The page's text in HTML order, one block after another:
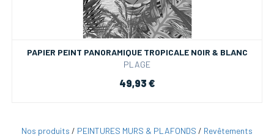
PAPIER PEINT PANORAMIQUE TROPICALE NOIR & BLANC
PLAGE
49,93 €
Nos produits / PEINTURES MURS & PLAFONDS / Revêtements